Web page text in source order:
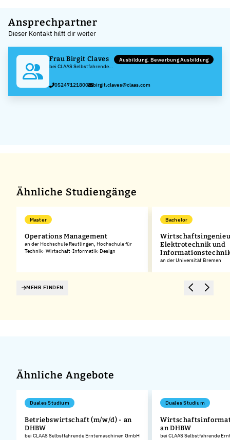
+
−
Ansprechpartner
Dieser Kontakt hilft dir weiter
Frau Birgit Claves
bei CLAAS Selbstfahrende
Ausbildung, Bewerbung Ausbildung
05247121800 birgit.claves@claas.com
Ähnliche Studiengänge
Master
Operations Management
an der Hochschule Reutlingen, Hochschule für
Technik- Wirtschaft-Informatik-Design
Bachelor
Elektrotechnik und
an der Universität Bremen
MEHR FINDEN
Ähnliche Angebote
Duales Studium
Betriebswirtschaft (m/w/d) - an
DHBW
bei CLAAS Selbstfahrende Erntemaschinen GmbH
Duales Studium
an DHBW
bei CLAAS Selbstfahrende